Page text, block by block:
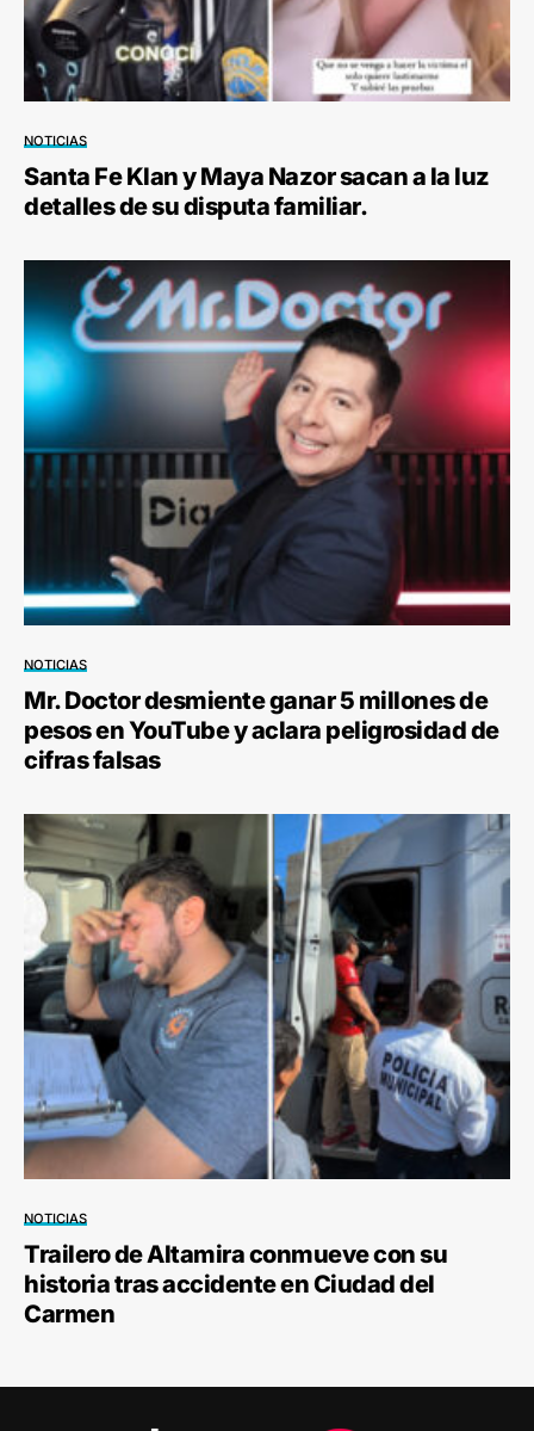
NOTICIAS
Santa Fe Klan y Maya Nazor sacan a la luz
detalles de su disputa familiar.
NOTICIAS
Mr. Doctor desmiente ganar 5 millones de
pesos en YouTube y aclara peligrosidad de
cifras falsas
NOTICIAS
Trailero de Altamira conmueve con su
historia tras accidente en Ciudad del
Carmen